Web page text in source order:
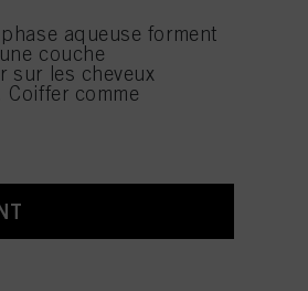
aqueuse forment
couche
sur les cheveux
comme